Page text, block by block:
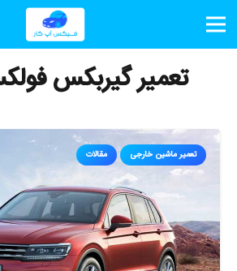
تعمیر گیربکس
تعمیر ماشین خارجی مقالات